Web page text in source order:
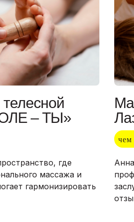
– ТЫ»
где
массажа и
гармонизировать
чем
комфортное